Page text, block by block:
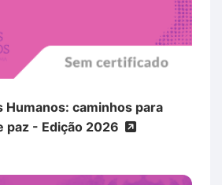
Humanos: caminhos para
paz - Edição 2026